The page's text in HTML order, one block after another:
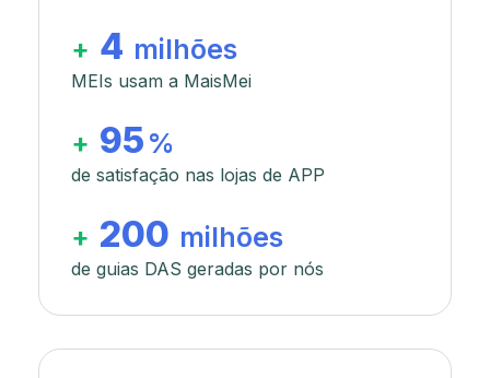
+ 4 milhões
MEIs usam a MaisMei
+ 95 %
de satisfação nas lojas de APP
+ 200 milhões
de guias DAS geradas por nós